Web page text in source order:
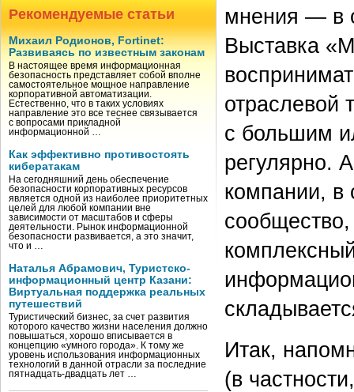
Рекомендуемые статьи
Михаил Родионов, Fortinet:
Развиваясь по известным законам
В настоящее время информационная
безопасность представляет собой вполне
самостоятельное мощное направление
корпоративной автоматизации.
Естественно, что в таких условиях
направление это все теснее связывается
с вопросами прикладной
информационной …
Как эффективно противостоять
кибератакам
На сегодняшний день обеспечение
безопасности корпоративных ресурсов
является одной из наиболее приоритетных
целей для любой компании вне
зависимости от масштабов и сферы
деятельности. Рынок информационной
безопасности развивается, а это значит,
что и …
Наталья Абрамович, Туристско-
информационный центр Казани:
Виртуальная поддержка реальных
путешествий
Туристический бизнес, за счет развития
которого качество жизни населения должно
повышаться, хорошо вписывается в
концепцию «умного города». К тому же
уровень использования информационных
технологий в данной отрасли за последние
пятнадцать-двадцать лет …
мнения — в
Выставка
отраслевой
с большим
регулярно.
компании, в
Итак,
(в